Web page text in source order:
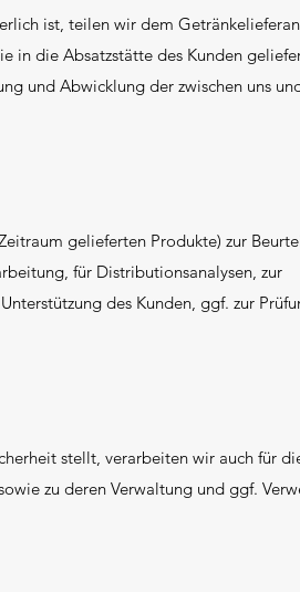
ist, teilen wir dem
in die Absatzstätte des Kunden
und Abwicklung der zwischen uns
gelieferten Produkte) zur
für Distributionsanalysen, zur
des Kunden, ggf. zur
stellt, verarbeiten wir auch für
zu deren Verwaltung und ggf.